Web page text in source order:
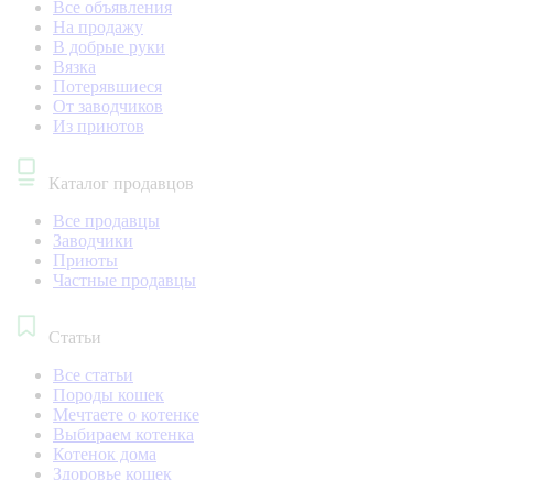
Все объявления
На продажу
В добрые руки
Вязка
Потерявшиеся
От заводчиков
Из приютов
Каталог продавцов
Все продавцы
Заводчики
Приюты
Частные продавцы
Статьи
Все статьи
Породы кошек
Мечтаете о котенке
Выбираем котенка
Котенок дома
Здоровье кошек